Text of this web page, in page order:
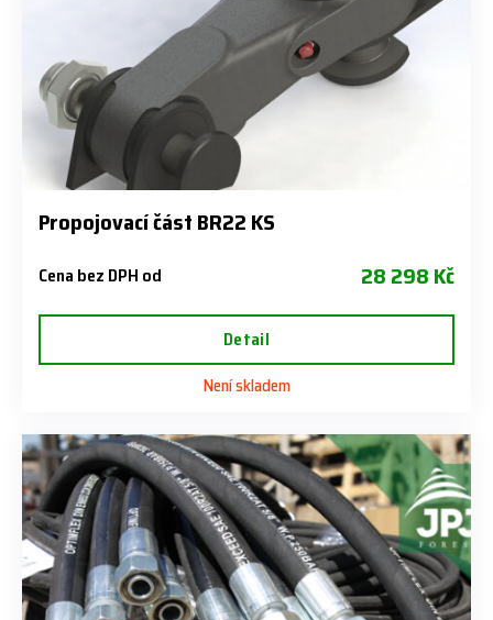
Propojovací část BR22 KS
Cena bez DPH od 28 298 Kč
Detail
Není skladem